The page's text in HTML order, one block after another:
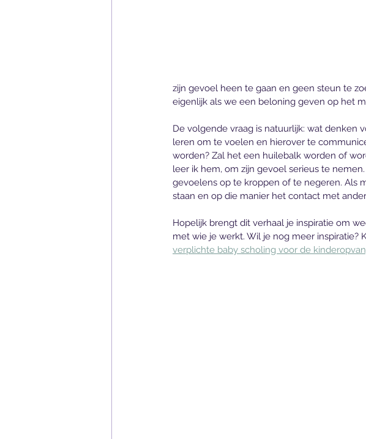
zijn gevoel heen te gaan en geen steun te
eigenlijk als we een beloning geven op het
De volgende vraag is natuurlijk: wat denken
leren om te voelen en hierover te
worden? Zal het een huilebalk worden of
leer ik hem, om zijn gevoel serieus te
gevoelens op te kroppen of te negeren. Als
staan en op die manier het contact met
Hopelijk brengt dit verhaal je inspiratie om
met wie je werkt. Wil je nog meer inspiratie?
verplichte baby scholing voor de